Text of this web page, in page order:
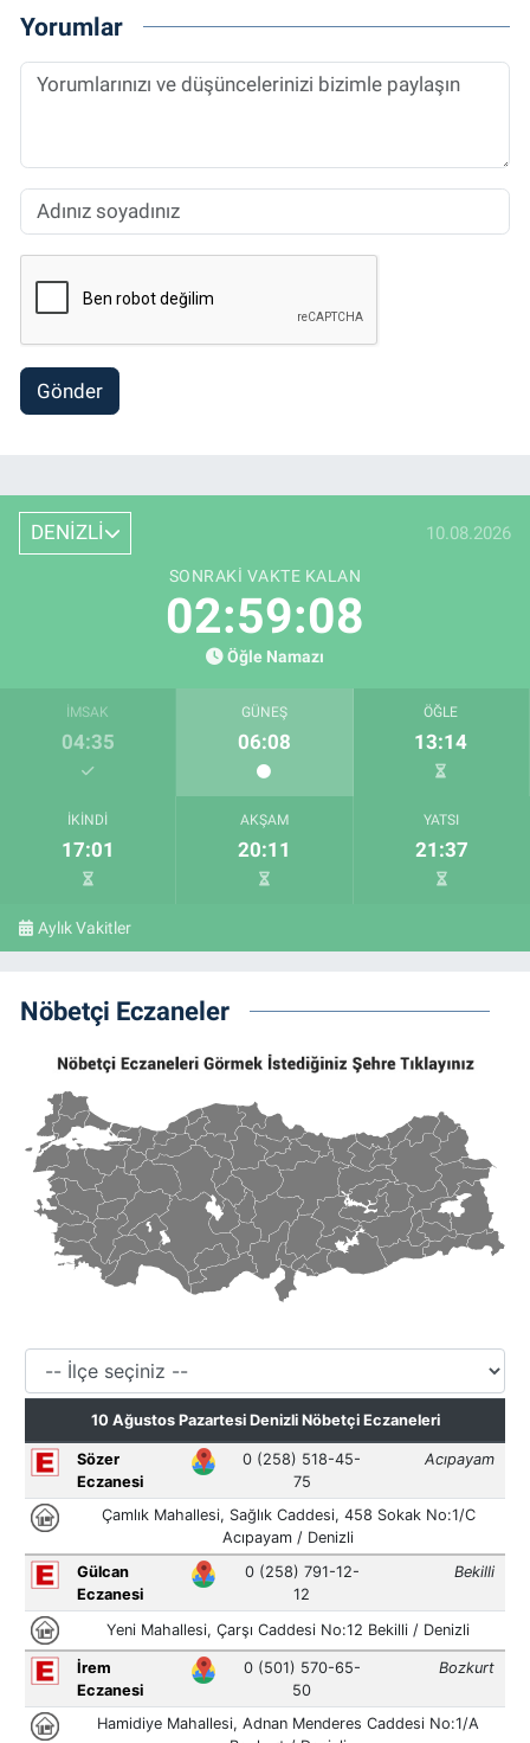
Yorumlar
Gönder
DENİZLİ 10.08.2026
SONRAKI VAKTE KALAN
02:59:07
Öğle Namazı
İMSAK
04:35
GÜNEŞ
06:08
ÖĞLE
13:14
İKINDI
17:01
AKŞAM
20:11
YATSI
21:37
Aylık Vakitler
Nöbetçi Eczaneler